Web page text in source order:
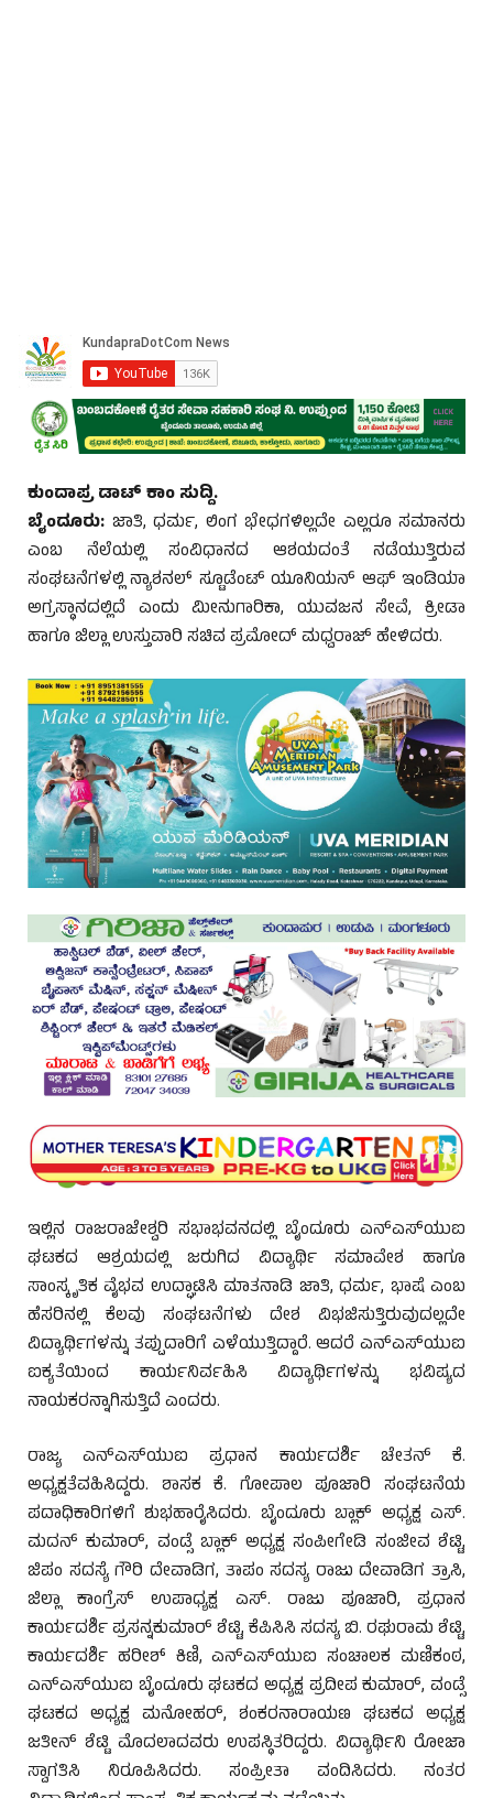
ಕುಂದಾಪ್ರ ಡಾಟ್ ಕಾಂ ಸುದ್ದಿ.
ಬೈಂದೂರು: ಜಾತಿ, ಧರ್ಮ, ಲಿಂಗ ಭೇಧಗಳಿಲ್ಲದೇ ಎಲ್ಲರೂ ಸಮಾನರು
ಎಂಬ ನೆಲೆಯಲ್ಲಿ ಸಂವಿಧಾನದ ಆಶಯದಂತೆ ನಡೆಯುತ್ತಿರುವ
ಸಂಘಟನೆಗಳಲ್ಲಿ ನ್ಯಾಶನಲ್ ಸ್ಟೂಡೆಂಟ್ ಯೂನಿಯನ್ ಆಫ್ ಇಂಡಿಯಾ
ಅಗ್ರಸ್ಥಾನದಲ್ಲಿದೆ ಎಂದು ಮೀನುಗಾರಿಕಾ, ಯುವಜನ ಸೇವೆ, ಕ್ರೀಡಾ
ಹಾಗೂ ಜಿಲ್ಲಾ ಉಸ್ತುವಾರಿ ಸಚಿವ ಪ್ರಮೋದ್ ಮಧ್ವರಾಜ್ ಹೇಳಿದರು.
ಇಲ್ಲಿನ ರಾಜರಾಜೇಶ್ವರಿ ಸಭಾಭವನದಲ್ಲಿ ಬೈಂದೂರು ಎನ್‌ಎಸ್‌ಯುಐ
ಘಟಕದ ಆಶ್ರಯದಲ್ಲಿ ಜರುಗಿದ ವಿದ್ಯಾರ್ಥಿ ಸಮಾವೇಶ ಹಾಗೂ
ಸಾಂಸ್ಕೃತಿಕ ವೈಭವ ಉದ್ಘಾಟಿಸಿ ಮಾತನಾಡಿ ಜಾತಿ, ಧರ್ಮ, ಭಾಷೆ ಎಂಬ
ಹೆಸರಿನಲ್ಲಿ ಕೆಲವು ಸಂಘಟನೆಗಳು ದೇಶ ವಿಭಜಿಸುತ್ತಿರುವುದಲ್ಲದೇ
ವಿದ್ಯಾರ್ಥಿಗಳನ್ನು ತಪ್ಪುದಾರಿಗೆ ಎಳೆಯುತ್ತಿದ್ದಾರೆ. ಆದರೆ ಎನ್‌ಎಸ್‌ಯುಐ
ಐಕ್ಯತೆಯಿಂದ ಕಾರ್ಯನಿರ್ವಹಿಸಿ ವಿದ್ಯಾರ್ಥಿಗಳನ್ನು ಭವಿಷ್ಯದ
ನಾಯಕರನ್ನಾಗಿಸುತ್ತಿದೆ ಎಂದರು.
ರಾಜ್ಯ ಎನ್‌ಎಸ್‌ಯುಐ ಪ್ರಧಾನ ಕಾರ್ಯದರ್ಶಿ ಚೇತನ್ ಕೆ.
ಅಧ್ಯಕ್ಷತೆವಹಿಸಿದ್ದರು. ಶಾಸಕ ಕೆ. ಗೋಪಾಲ ಪೂಜಾರಿ ಸಂಘಟನೆಯ
ಪದಾಧಿಕಾರಿಗಳಿಗೆ ಶುಭಹಾರೈಸಿದರು. ಬೈಂದೂರು ಬ್ಲಾಕ್ ಅಧ್ಯಕ್ಷ ಎಸ್.
ಮದನ್ ಕುಮಾರ್, ವಂಡ್ಸೆ ಬ್ಲಾಕ್ ಅಧ್ಯಕ್ಷ ಸಂಪೀಗೇಡಿ ಸಂಜೀವ ಶೆಟ್ಟಿ,
ಜಿಪಂ ಸದಸ್ಯೆ ಗೌರಿ ದೇವಾಡಿಗ, ತಾಪಂ ಸದಸ್ಯ ರಾಜು ದೇವಾಡಿಗ ತ್ರಾಸಿ,
ಜಿಲ್ಲಾ ಕಾಂಗ್ರೆಸ್ ಉಪಾಧ್ಯಕ್ಷ ಎಸ್. ರಾಜು ಪೂಜಾರಿ, ಪ್ರಧಾನ
ಕಾರ್ಯದರ್ಶಿ ಪ್ರಸನ್ನಕುಮಾರ್ ಶೆಟ್ಟಿ, ಕೆಪಿಸಿಸಿ ಸದಸ್ಯ ಬಿ. ರಘುರಾಮ ಶೆಟ್ಟಿ,
ಕಾರ್ಯದರ್ಶಿ ಹರೀಶ್ ಕಿಣಿ, ಎನ್‌ಎಸ್‌ಯುಐ ಸಂಚಾಲಕ ಮಣಿಕಂಠ,
ಎನ್‌ಎಸ್‌ಯುಐ ಬೈಂದೂರು ಘಟಕದ ಅಧ್ಯಕ್ಷ ಪ್ರದೀಪ ಕುಮಾರ್, ವಂಡ್ಸೆ
ಘಟಕದ ಅಧ್ಯಕ್ಷ ಮನೋಹರ್, ಶಂಕರನಾರಾಯಣ ಘಟಕದ ಅಧ್ಯಕ್ಷ
ಜತೀನ್ ಶೆಟ್ಟಿ ಮೊದಲಾದವರು ಉಪಸ್ಥಿತರಿದ್ದರು. ವಿದ್ಯಾರ್ಥಿನಿ ರೋಜಾ
ಸ್ವಾಗತಿಸಿ ನಿರೂಪಿಸಿದರು. ಸಂಪ್ರೀತಾ ವಂದಿಸಿದರು. ನಂತರ